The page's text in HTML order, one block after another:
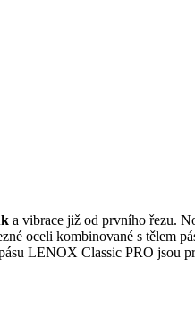
a vibrace již od prvního řezu.
oceli kombinované s
LENOX Classic PRO jsou